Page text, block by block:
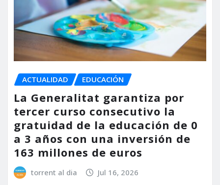
ACTUALIDAD EDUCACIÓN
La Generalitat garantiza por
tercer curso consecutivo la
gratuidad de la educación de 0
a 3 años con una inversión de
163 millones de euros
torrent al dia Jul 16, 2026